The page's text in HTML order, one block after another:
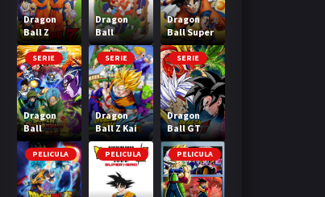
Dragon
Ball Z
Dragon
Ball
Dragon
Ball Super
SERIE
Dragon
Ball
Heroes
SERIE
Dragon
Ball Z Kai
SERIE
Dragon
Ball GT
PELICULA PELICULA PELICULA